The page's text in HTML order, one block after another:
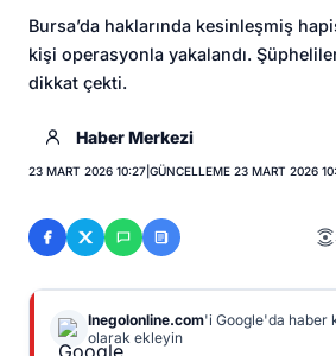
Bursa’da haklarında kesinleşmiş
kişi operasyonla yakalandı.
dikkat çekti.
Haber Merkezi
23 MART 2026 10:27 |GÜNCELLEME 23 MART 2026
Inegolonline.com'i Google'da haber
olarak ekleyin